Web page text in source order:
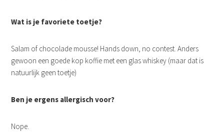
Wat is je favoriete toetje?
Salam of chocolade mousse! Hands down, no contest. Anders
gewoon een goede kop koffie met een glas whiskey (maar dat is
natuurlijk geen toetje)
Ben je ergens allergisch voor?
Nope.